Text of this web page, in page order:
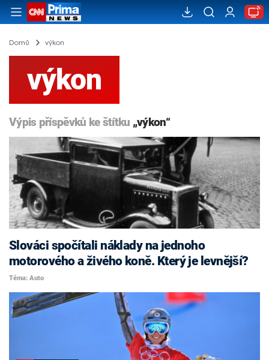
Domů výkon
výkon
Výpis příspěvků ke štítku „výkon“
Slováci spočítali náklady na jednoho
motorového a živého koně. Který je levnější?
Téma: Auto